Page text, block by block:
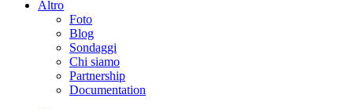
Altro
Foto
Blog
Sondaggi
Chi siamo
Partnership
Documentation